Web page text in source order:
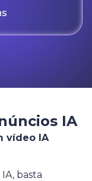
IA
vídeo IA
basta